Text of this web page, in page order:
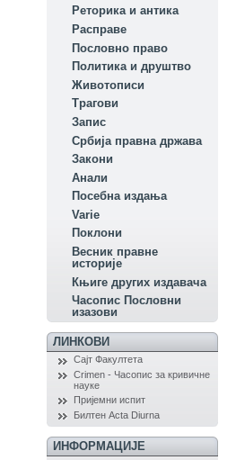
Реторика и антика
Расправе
Пословно право
Политика и друштво
Животописи
Трагови
Запис
Србија правна држава
Закони
Aнали
Посебна издања
Variе
Поклони
Весник правне
историје
Књиге других издавача
Часопис Пословни
изазови
ЛИНКОВИ
Сајт Факултета
Crimen - Часопис за кривичне
науке
Пријемни испит
Билтен Acta Diurna
ИНФОРМАЦИЈЕ